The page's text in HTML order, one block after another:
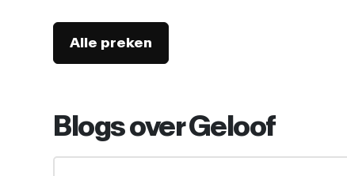
Alle preken
Blogs over Geloof